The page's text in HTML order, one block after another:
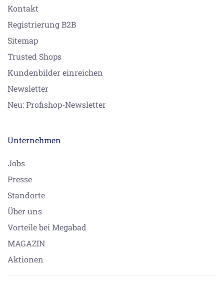
Kontakt
Registrierung B2B
Sitemap
Trusted Shops
Kundenbilder einreichen
Newsletter
Neu: Profishop-Newsletter
Unternehmen
Jobs
Presse
Standorte
Über uns
Vorteile bei Megabad
MAGAZIN
Aktionen